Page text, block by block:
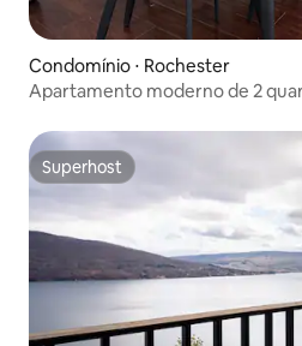
Condomínio ⋅ Rochester
Apartamento moderno de 2
Superhost
Superhost